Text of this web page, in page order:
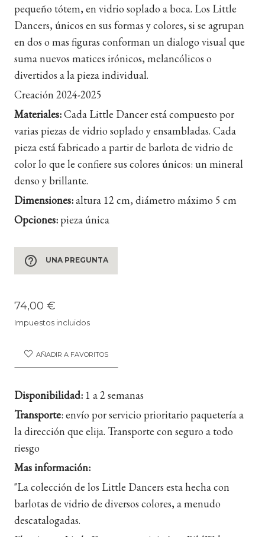
pequeño tótem, en vidrio soplado a boca. Los Little
Dancers, únicos en sus formas y colores, si se agrupan
en dos o mas figuras conforman un dialogo visual que
suma nuevos matices irónicos, melancólicos o
divertidos a la pieza individual.
Creación 2024-2025
Materiales:Cada Little Dancer está compuesto por
varias piezas de vidrio soplado y ensambladas. Cada
pieza está fabricado a partir de barlota de vidrio de
color lo que le confiere sus colores únicos: un mineral
denso y brillante.
Dimensiones:altura 12 cm, diámetro máximo 5 cm
Opciones:pieza única
help_outline UNA PREGUNTA
74,00 €
Impuestos incluidos
AÑADIR A FAVORITOS
Disponibilidad:1 a 2 semanas
Transporte: envío por servicio prioritario paquetería a
la dirección que elija. Transporte con seguro a todo
riesgo
Mas información:
"La colección de los Little Dancers esta hecha con
barlotas de vidrio de diversos colores, a menudo
descatalogadas.